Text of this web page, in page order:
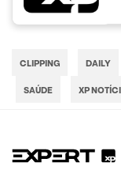
CLIPPING DAILY
SAÚDE XP